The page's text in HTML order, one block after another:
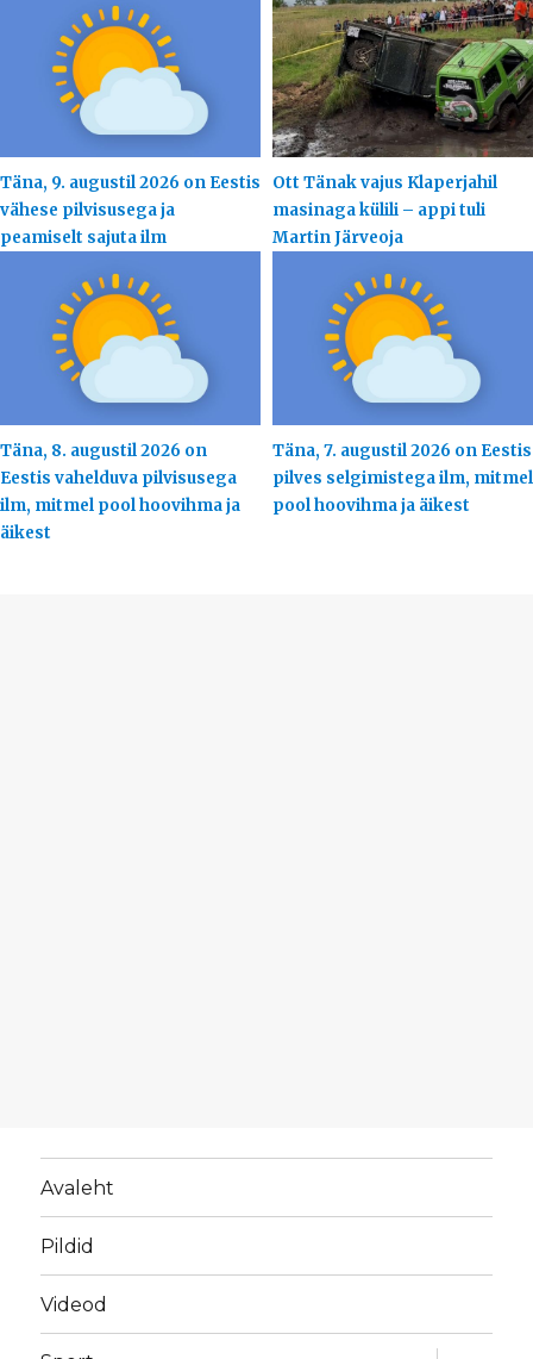
Täna, 9. augustil 2026 on Eestis
vähese pilvisusega ja
peamiselt sajuta ilm
Ott Tänak vajus Klaperjahil
masinaga külili – appi tuli
Martin Järveoja
Täna, 8. augustil 2026 on
Eestis vahelduva pilvisusega
ilm, mitmel pool hoovihma ja
äikest
Täna, 7. augustil 2026 on Eestis
pilves selgimistega ilm, mitmel
pool hoovihma ja äikest
Avaleht
Pildid
Videod